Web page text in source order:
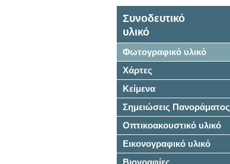
Συνοδευτικό
υλικό
Φωτογραφικό υλικό
Χάρτες
Κείμενα
Σημειώσεις Πανοράματος
Οπτικοακουστικό υλικό
Εικονογραφικό υλικό
Βιογραφίες